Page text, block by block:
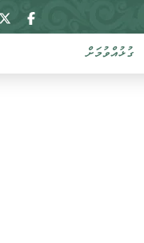
ގުޅުއްވުމަށް